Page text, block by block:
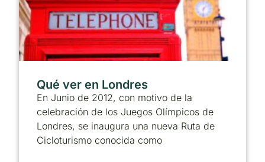
Qué ver en Londres
En Junio de 2012, con motivo de la
celebración de los Juegos Olímpicos de
Londres, se inaugura una nueva Ruta de
Cicloturismo conocida como